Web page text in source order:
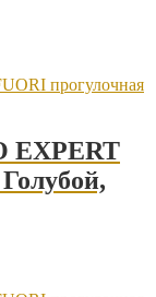
EXPERT